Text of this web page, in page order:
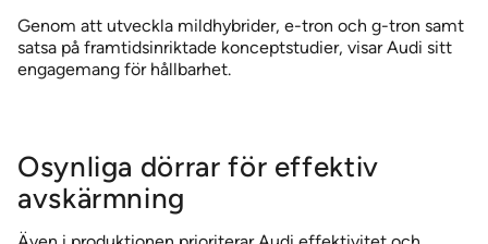
Luftridåer till entréer
Luftridåer till lastbilar
AC 1000 luftridå
COMPACT 330 luftridå
MTC luftridå
MVP-S 999 luftridå – Lastbilar
Success stories
Om oss
Om oss
Kontakt
Genom att utveckla mildhybrider, e-tron och g-tron samt
satsa på framtidsinriktade konceptstudier, visar Audi sitt
engagemang för hållbarhet.
Osynliga dörrar för effektiv
avskärmning